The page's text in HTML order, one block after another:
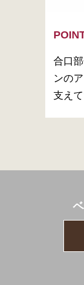
合口
ンの
支えて